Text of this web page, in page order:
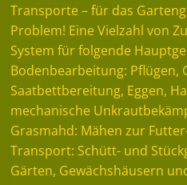
Transporte – für das
Problem! Eine Vielzahl von
System für folgende
Bodenbearbeitung: Pflügen,
Saatbettbereitung, Eggen,
mechanische
Grasmahd: Mähen zur
Transport: Schütt- und
Gärten, Gewächshäusern